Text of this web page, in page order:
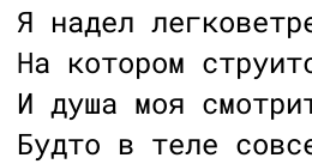
Я надел
На котором
И душа моя
Будто в теле